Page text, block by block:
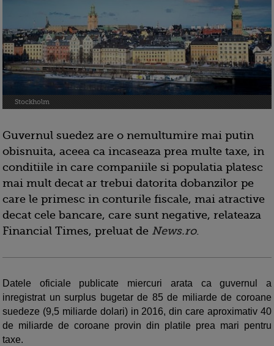
Stockholm
Guvernul suedez are o nemultumire mai putin
obisnuita, aceea ca incaseaza prea multe taxe, in
conditiile in care companiile si populatia platesc
mai mult decat ar trebui datorita dobanzilor pe
care le primesc in conturile fiscale, mai atractive
decat cele bancare, care sunt negative, relateaza
Financial Times, preluat de News.ro.
Datele oficiale publicate miercuri arata ca guvernul a
inregistrat un surplus bugetar de 85 de miliarde de coroane
suedeze (9,5 miliarde dolari) in 2016, din care aproximativ 40
de miliarde de coroane provin din platile prea mari pentru
taxe.